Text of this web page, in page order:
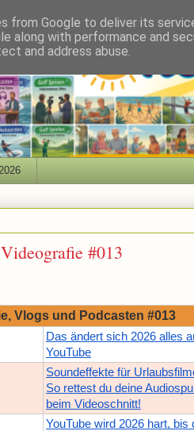
#013
Vlogs und Podcasten #013
Das ändert sich 2026 alles
YouTube
Soundeffekte für
So rettest du deine
beim Videoschnitt!
YouTube wird 2026 hart, bis
from Google to deliver its
along with performance and
and address abuse.